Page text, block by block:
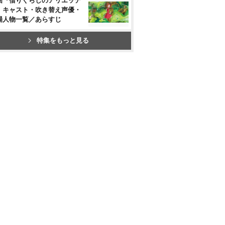
キャスト・吹き替え声優・
人物一覧／あらすじ
特集をもっと見る